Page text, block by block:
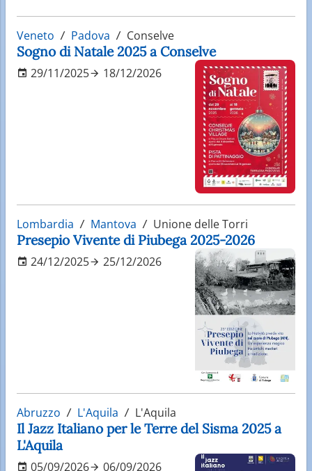
Veneto Padova Conselve
Sogno di Natale 2025 a Conselve
29/11/2025 18/12/2026
Lombardia Mantova Unione delle Torri
Presepio Vivente di Piubega 2025-2026
24/12/2025 25/12/2026
Abruzzo L'Aquila L'Aquila
Il Jazz Italiano per le Terre del Sisma 2025 a
L'Aquila
05/09/2026 06/09/2026